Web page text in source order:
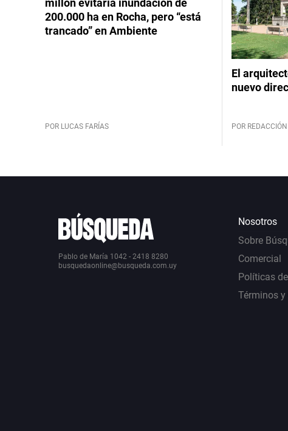
millón evitaría inundación de
200.000 ha en Rocha, pero “está
trancado” en Ambiente
POR LUCAS FARÍAS
El
nuevo
POR
Pablo de María 1042 - 2418 8280
busquedaonline@busqueda.com.uy
Nosotros
Sobre
Comercial
Políticas
Términos